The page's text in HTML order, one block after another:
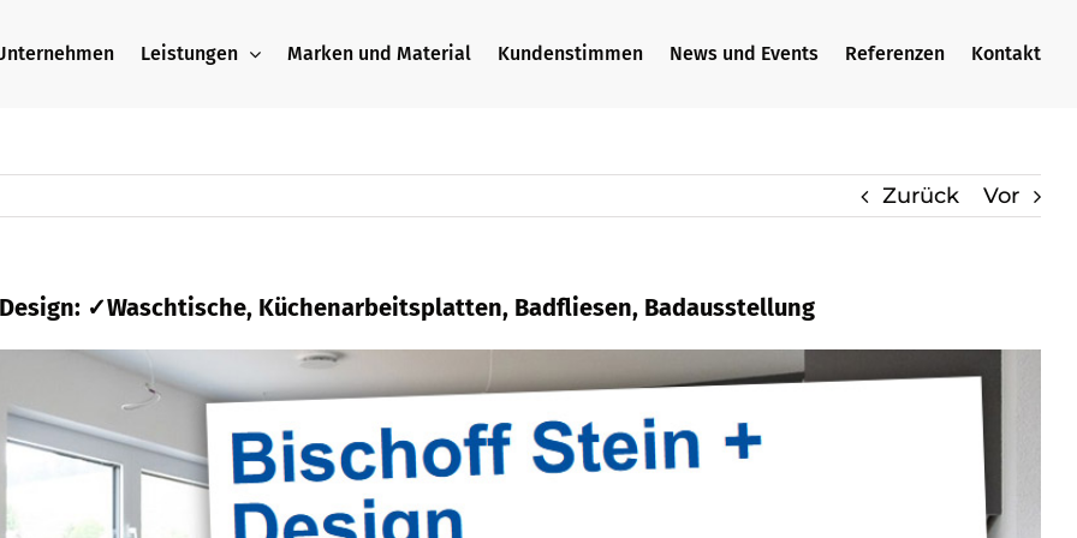
Leistungen Marken und Material Kundenstimmen News und Events Referenzen Kontakt
Zurück Vor
✓Waschtische, Küchenarbeitsplatten, Badfliesen, Badausstellung
Bischoff Stein + Design und ✓Waschtische, Badfliese, Küchenarbeitsplatte,
✓Küchenarbeitsplatte, ✓Waschtische als auch ✓Badausstellung in 75446
& Natursteinbauer. Wir kreieren Lösungen für Sie ✉.